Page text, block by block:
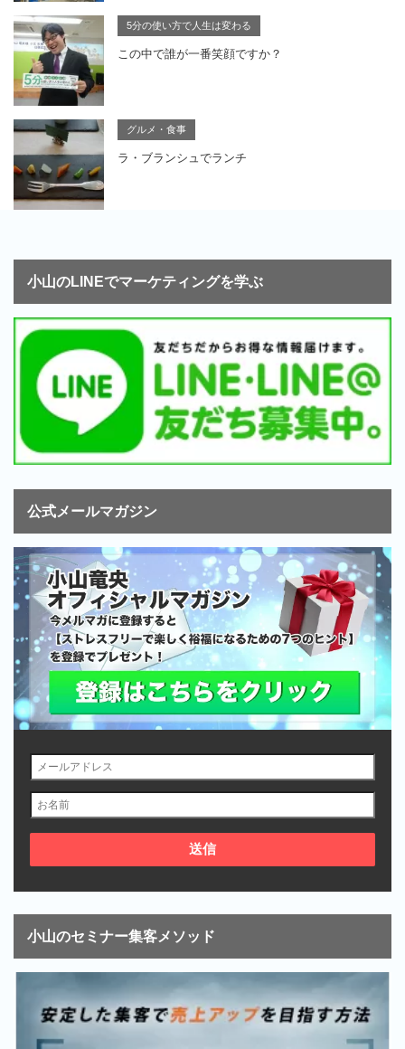
5分の使い方で人生は変わる
この中で誰が一番笑顔ですか？
グルメ・食事
ラ・ブランシュでランチ
小山のLINEでマーケティングを学ぶ
公式メールマガジン
小山のセミナー集客メソッド